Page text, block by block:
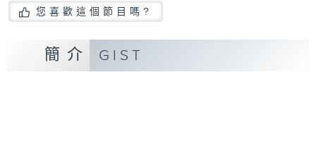
您喜歡這個節目嗎?
簡介 GIST